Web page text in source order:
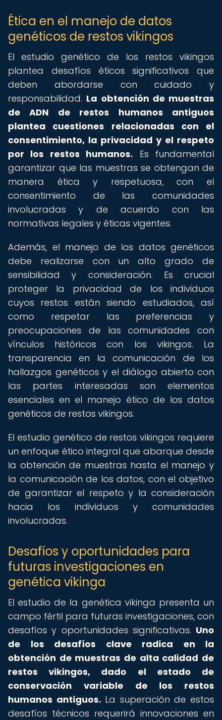
Ética en el manejo de datos
genéticos de restos vikingos
El estudio genético de los restos vikingos
plantea desafíos éticos significativos que
deben abordarse con cuidado y
responsabilidad. La obtención de muestras
de ADN de restos humanos antiguos
plantea cuestiones relacionadas con el
consentimiento, la privacidad y el respeto
por los restos humanos. Es fundamental
garantizar que las muestras se obtengan de
manera ética y respetuosa, con el
consentimiento de las comunidades
involucradas y de acuerdo con las
normativas legales y éticas vigentes.
Además, el manejo de los datos genéticos
debe realizarse con un alto grado de
sensibilidad y consideración. Es crucial
proteger la privacidad de los individuos
cuyos restos están siendo estudiados, así
como respetar las preferencias y
preocupaciones de las comunidades con
vínculos históricos con los vikingos. La
transparencia en la comunicación de los
hallazgos genéticos y el diálogo abierto con
las partes interesadas son elementos
esenciales en el manejo ético de los datos
genéticos de restos vikingos.
El estudio genético de restos vikingos requiere
un enfoque ético integral que abarque desde
la obtención de muestras hasta el manejo y
la comunicación de los datos, con el objetivo
de garantizar el respeto y la consideración
hacia los individuos y comunidades
involucradas.
Desafíos y oportunidades para
futuras investigaciones en
genética vikinga
El estudio de la genética vikinga presenta un
campo fértil para futuras investigaciones, con
desafíos y oportunidades significativas. Uno
de los desafíos clave radica en la
obtención de muestras de alta calidad de
restos vikingos, dado el estado de
conservación variable de los restos
humanos antiguos. La superación de estos
desafíos técnicos requerirá innovaciones en